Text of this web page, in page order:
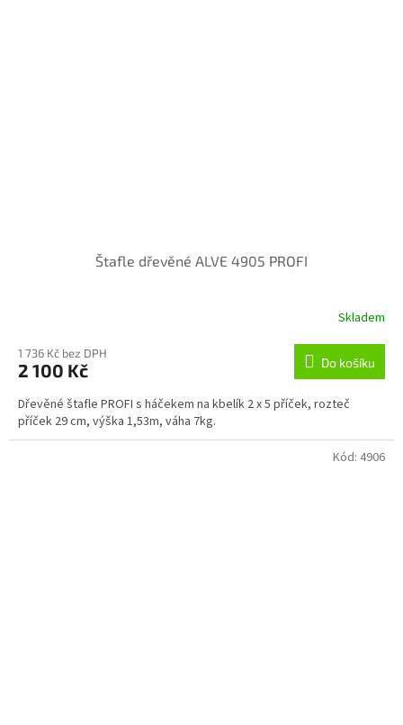
Štafle dřevěné ALVE 4905 PROFI
Skladem
1 736 Kč bez DPH
2 100 Kč Do košíku
Dřevěné štafle PROFI s háčekem na kbelík 2 x 5 příček, rozteč
příček 29 cm, výška 1,53m, váha 7kg.
Kód: 4906